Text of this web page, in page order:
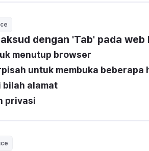
dengan 'Tab' pada web
menutup browser
untuk membuka beberapa
bilah alamat
privasi